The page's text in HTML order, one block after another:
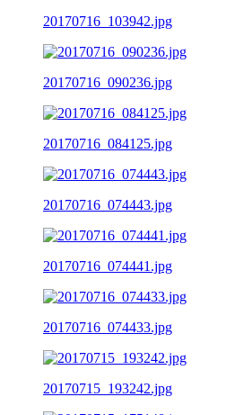
20170716_103942.jpg
20170716_090236.jpg
20170716_084125.jpg
20170716_074443.jpg
20170716_074441.jpg
20170716_074433.jpg
20170715_193242.jpg